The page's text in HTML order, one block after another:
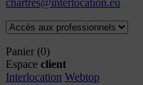
chartres@interlocation.eu
Panier (0)
Espace client
Interlocation Webtop